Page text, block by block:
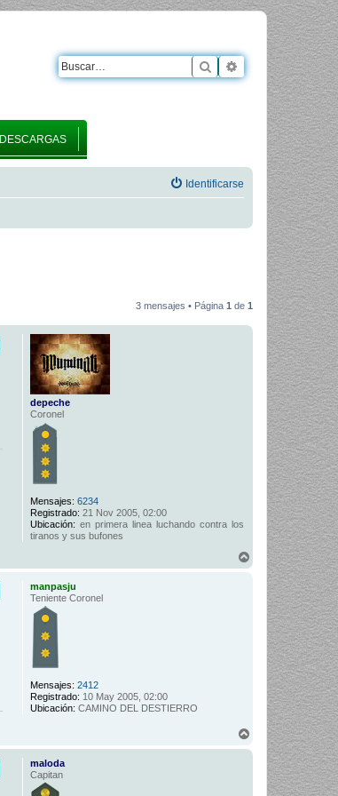
DESCARGAS
Buscar Búsqueda
Identificarse
3 mensajes • Página 1 de 1
depeche
Coronel
Mensajes: 6234
Registrado: 21 Nov 2005, 02:00
Ubicación: en primera linea luchando contra los
tiranos y sus bufones
manpasju
Teniente Coronel
Mensajes: 2412
Registrado: 10 May 2005, 02:00
Ubicación: CAMINO DEL DESTIERRO
maloda
Capitan